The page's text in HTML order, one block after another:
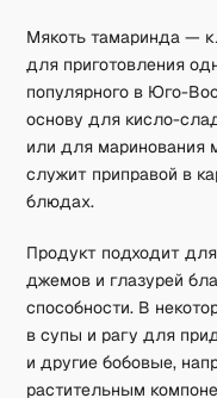
Мякоть тамаринда —
для приготовления
популярного в Юго-
основу для кисло-
или для маринования
служит приправой в
блюдах.
Продукт подходит
джемов и глазурей
способности. В
в супы и рагу для
и другие бобовые,
растительным